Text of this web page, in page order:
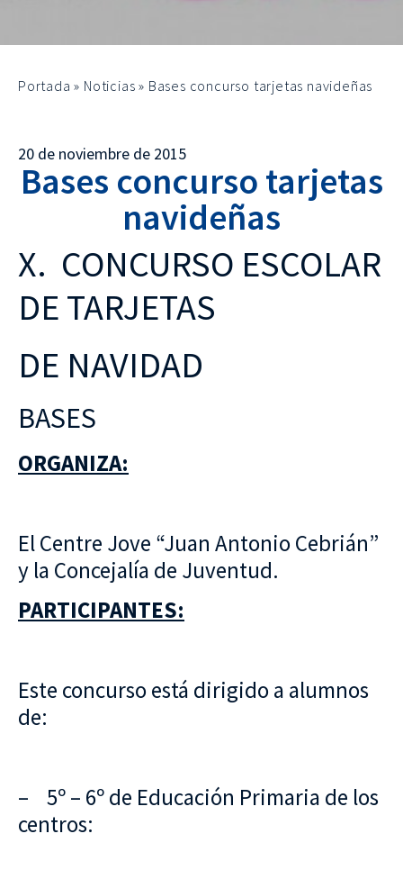
Portada » Noticias » Bases concurso tarjetas navideñas
20 de noviembre de 2015
Bases concurso tarjetas
navideñas
X. CONCURSO ESCOLAR
DE TARJETAS
DE NAVIDAD
BASES
ORGANIZA:
El Centre Jove “Juan Antonio Cebrián”
y la Concejalía de Juventud.
PARTICIPANTES:
Este concurso está dirigido a alumnos
de:
– 5º – 6º de Educación Primaria de los
centros: